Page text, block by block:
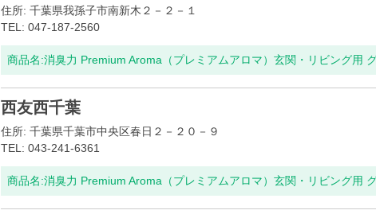
住所: 千葉県我孫子市南新木２－２－１
TEL: 047-187-2560
商品名:消臭力 Premium Aroma（プレミアムアロマ）玄関・リビング用
西友西千葉
住所: 千葉県千葉市中央区春日２－２０－９
TEL: 043-241-6361
商品名:消臭力 Premium Aroma（プレミアムアロマ）玄関・リビング用